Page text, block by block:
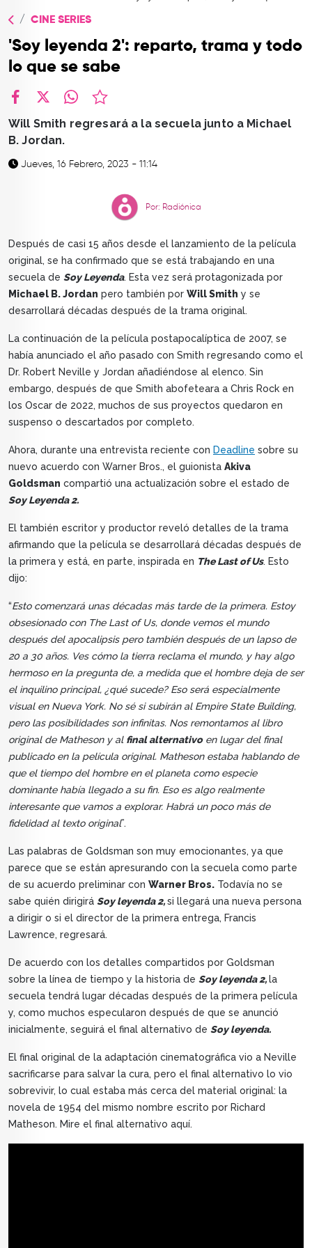
CONTACTO
CINE SERIES
'Soy leyenda 2': reparto, trama y todo
lo que se sabe
Will Smith regresará a la secuela junto a Michael
B. Jordan.
Jueves, 16 Febrero, 2023 - 11:14
Por: Radiónica
Después de casi 15 años desde el lanzamiento de la película
original, se ha confirmado que se está trabajando en una
secuela de Soy Leyenda. Esta vez será protagonizada por
Michael B. Jordan pero también por Will Smith y se
desarrollará décadas después de la trama original.
La continuación de la película postapocalíptica de 2007, se
había anunciado el año pasado con Smith regresando como el
Dr. Robert Neville y Jordan añadiéndose al elenco. Sin
embargo, después de que Smith abofeteara a Chris Rock en
los Oscar de 2022, muchos de sus proyectos quedaron en
suspenso o descartados por completo.
Ahora, durante una entrevista reciente con Deadline sobre su
nuevo acuerdo con Warner Bros., el guionista Akiva
Goldsman compartió una actualización sobre el estado de
Soy Leyenda 2.
El también escritor y productor reveló detalles de la trama
afirmando que la película se desarrollará décadas después de
la primera y está, en parte, inspirada en The Last of Us. Esto
dijo:
“Esto comenzará unas décadas más tarde de la primera. Estoy
obsesionado con The Last of Us, donde vemos el mundo
después del apocalipsis pero también después de un lapso de
20 a 30 años. Ves cómo la tierra reclama el mundo, y hay algo
hermoso en la pregunta de, a medida que el hombre deja de ser
el inquilino principal, ¿qué sucede? Eso será especialmente
visual en Nueva York. No sé si subirán al Empire State Building,
pero las posibilidades son infinitas. Nos remontamos al libro
original de Matheson y al final alternativoen lugar del final
publicado en la película original. Matheson estaba hablando de
que el tiempo del hombre en el planeta como especie
dominante había llegado a su fin. Eso es algo realmente
interesante que vamos a explorar. Habrá un poco más de
fidelidad al texto original”.
Las palabras de Goldsman son muy emocionantes, ya que
parece que se están apresurando con la secuela como parte
de su acuerdo preliminar con Warner Bros. Todavía no se
sabe quién dirigirá Soy leyenda 2,si llegará una nueva persona
a dirigir o si el director de la primera entrega, Francis
Lawrence, regresará.
De acuerdo con los detalles compartidos por Goldsman
sobre la línea de tiempo y la historia de Soy leyenda 2,la
secuela tendrá lugar décadas después de la primera película
y, como muchos especularon después de que se anunció
inicialmente, seguirá el final alternativo de Soy leyenda.
El final original de la adaptación cinematográfica vio a Neville
sacrificarse para salvar la cura, pero el final alternativo lo vio
sobrevivir, lo cual estaba más cerca del material original: la
novela de 1954 del mismo nombre escrito por Richard
Matheson. Mire el final alternativo aquí.